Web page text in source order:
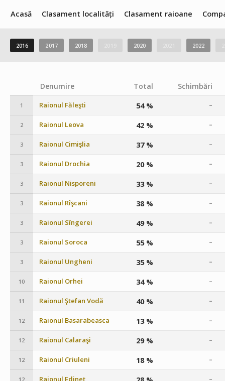
Acasă Clasament localități Clasament raioane
2016 2017 2018 2020 2022
Denumire Total Schimbări
1 Raionul Făleşti 54 % –
2 Raionul Leova 42 % –
3 Raionul Cimişlia 37 % –
3 Raionul Drochia 20 % –
3 Raionul Nisporeni 33 % –
3 Raionul Rîşcani 38 % –
3 Raionul Sîngerei 49 % –
3 Raionul Soroca 55 % –
3 Raionul Ungheni 35 % –
10 Raionul Orhei 34 % –
11 Raionul Ştefan Vodă 40 % –
12 Raionul Basarabeasca 13 % –
12 Raionul Calaraşi 29 % –
12 Raionul Criuleni 18 % –
12 Raionul Edineţ –